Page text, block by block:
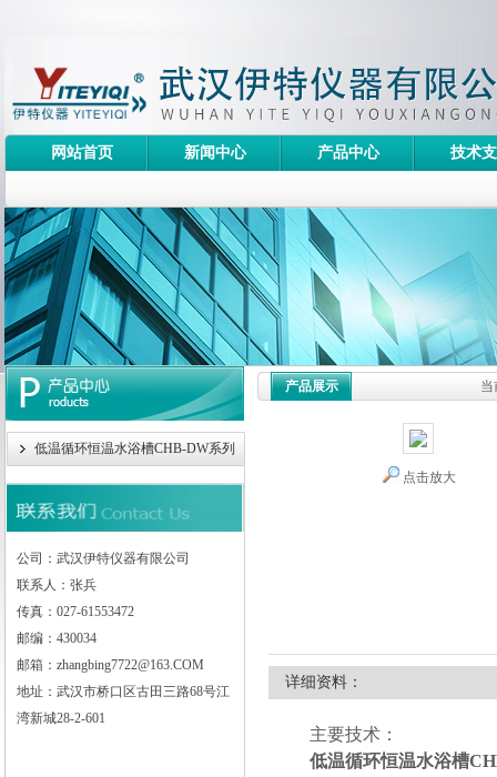
武汉伊特仪器有限公司
网站首页 新闻中心 产品中心 技术
低温循环恒温水浴槽CHB-DW系列
公司：武汉伊特仪器有限公司
联系人：张兵
传真：027-61553472
邮编：430034
邮箱：zhangbing7722@163.COM
地址：武汉市桥口区古田三路68号江
湾新城28-2-601
产品展示 当
点击放大
详细资料：
主要技术：
低温循环恒温水浴槽